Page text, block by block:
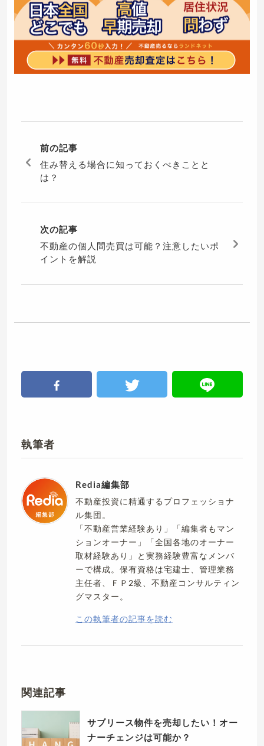
前の記事
住み替える場合に知っておくべきことと
は？
次の記事
不動産の個人間売買は可能？注意したいポ
イントを解説
執筆者
Redia編集部
不動産投資に精通するプロフェッショナ
ル集団。
「不動産営業経験あり」「編集者もマン
ションオーナー」「全国各地のオーナー
取材経験あり」と実務経験豊富なメンバ
ーで構成。保有資格は宅建士、管理業務
主任者、ＦＰ2級、不動産コンサルティン
グマスター。
この執筆者の記事を読む
関連記事
サブリース物件を売却したい！オー
ナーチェンジは可能か？